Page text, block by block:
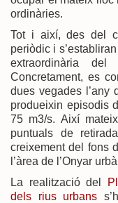
ordinàries.
Tot i així, des del
periòdic i
extraordinària
Concretament, es
dues vegades l’any
produeixin episodis
75 m3/s. Així
puntuals de
creixement del fons
l’àrea de l’Onyar
La realització del
dels rius urbans